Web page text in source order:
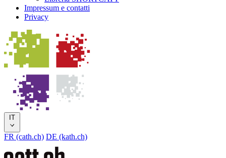
Impressum e contatti
Privacy
IT
FR (cath.ch) DE (kath.ch)